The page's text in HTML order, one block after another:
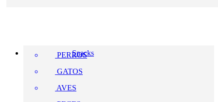
Snacks
PERROS
GATOS
AVES